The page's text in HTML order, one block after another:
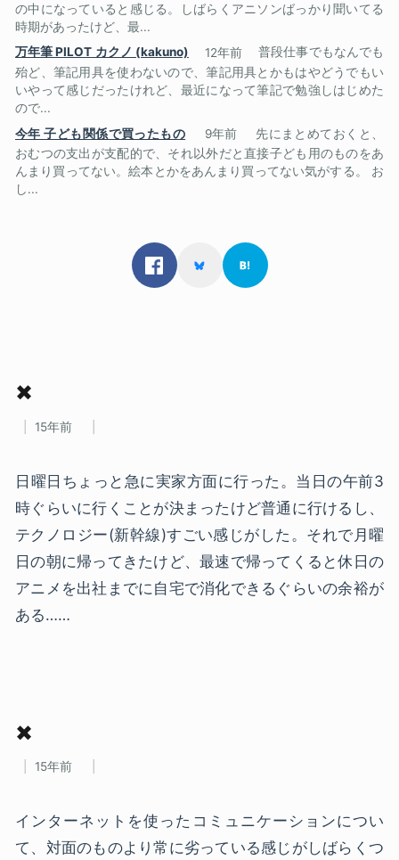
の中になっていると感じる。しばらくアニソンばっかり聞いてる
時期があったけど、最...
万年筆 PILOT カクノ (kakuno)
12年前
普段仕事でもなんでも
殆ど、筆記用具を使わないので、筆記用具とかもはやどうでもい
いやって感じだったけれど、最近になって筆記で勉強しはじめた
ので...
今年 子ども関係で買ったもの
9年前
先にまとめておくと、
おむつの支出が支配的で、それ以外だと直接子ども用のものをあ
んまり買ってない。絵本とかをあんまり買ってない気がする。 お
し...
✖
15年前
日曜日ちょっと急に実家方面に行った。当日の午前3
時ぐらいに行くことが決まったけど普通に行けるし、
テクノロジー(新幹線)すごい感じがした。それで月曜
日の朝に帰ってきたけど、最速で帰ってくると休日の
アニメを出社までに自宅で消化できるぐらいの余裕が
ある……
✖
15年前
インターネットを使ったコミュニケーションについ
て、対面のものより常に劣っている感じがしばらくつ